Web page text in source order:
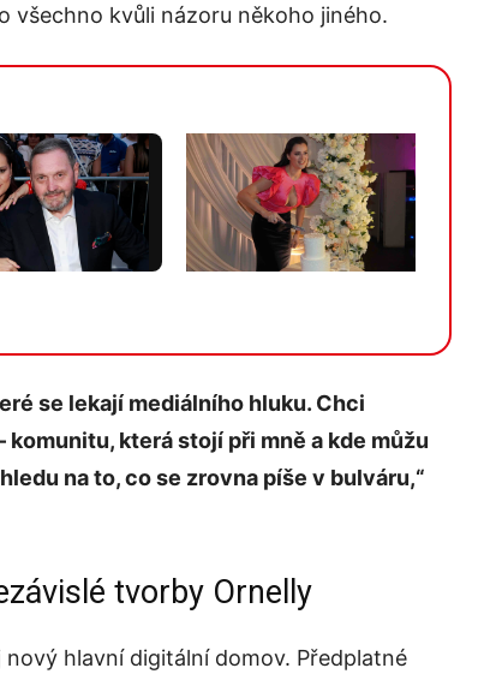
všechno kvůli názoru někoho jiného.
se lekají mediálního hluku. Chci
která stojí při mně a kde můžu
na to, co se zrovna píše v bulváru,“
tvorby Ornelly
hlavní digitální domov. Předplatné